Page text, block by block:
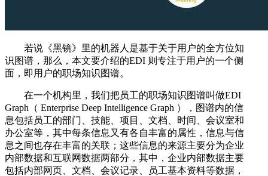
若说《黑镜》里的机器人是基于关于用户的全方位知
识图谱，那么，本文要介绍的EDI 则专注于用户的一个侧
面，即用户的职场知识图谱。
在一个机构里，我们把员工的职场知识图谱叫做EDI
Graph（ Enterprise Deep Intelligence Graph ），图谱内的信
息包括员工的部门、技能、项目、文档、时间、会议室和
办公室等，其中每条信息又有各自丰富的属性，信息与信
息之间也存在丰富的关联；这些信息的来源主要分为企业
内部数据和互联网数据两部分，其中，企业内部数据主要
包括内部网页、文档、会议记录、员工基本资料等数据，